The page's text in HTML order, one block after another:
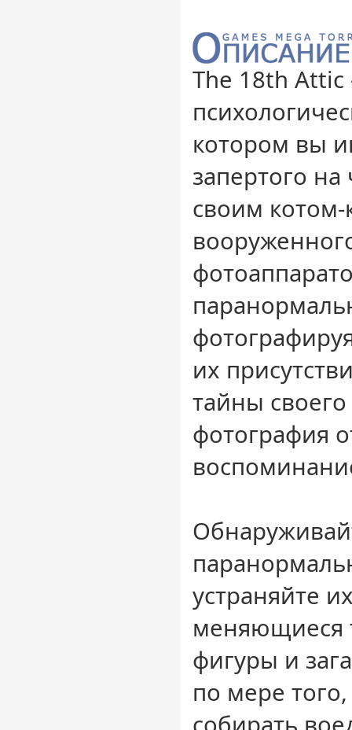
The 18th
котором вы
запертого на
своим
их
тайны
фотография
устраняйте
меняющиеся
фигуры и
по мере